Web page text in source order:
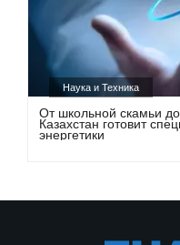
Наука и Техника
От школьной скамьи
Казахстан готовит
энергетики